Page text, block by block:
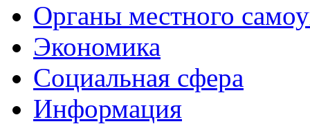
Органы местного
Экономика
Социальная сфера
Информация